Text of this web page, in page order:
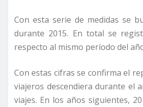
Con esta serie de medidas se
durante 2015. En total se
respecto al mismo período del
Con estas cifras se confirma el
viajeros descendiera durante el
viajes. En los años siguientes,